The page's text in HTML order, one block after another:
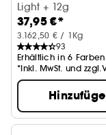
Light + 12g
37,95 €*
3.162,50 € / 1Kg
93
Erhältlich in 6 Farben
*Inkl. MwSt. und